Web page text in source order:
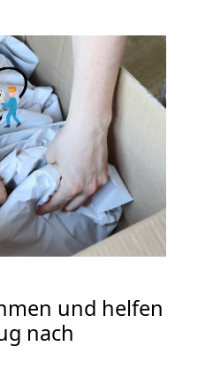
und helfen
nach